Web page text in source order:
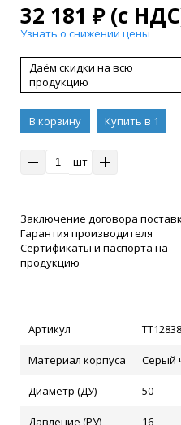
32 181 ₽(с
Узнать о снижении цены
Даём скидки на всю
продукцию
В корзину
Купить в 1
шт
Заключение договора
Гарантия производителя
Сертификаты и паспорта на
продукцию
Артикул
Материал корпуса Серый
Диаметр (ДУ) 50
Давление (РУ) 16